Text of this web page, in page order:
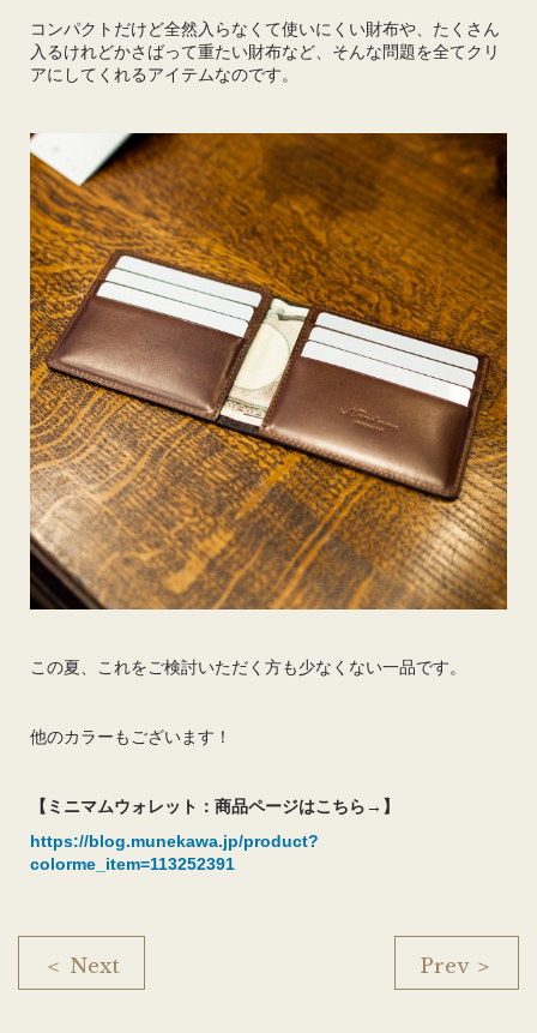
コンパクトだけど全然入らなくて使いにくい財布や、たくさん
入るけれどかさばって重たい財布など、そんな問題を全てクリ
アにしてくれるアイテムなのです。
この夏、これをご検討いただく方も少なくない一品です。
他のカラーもございます！
【ミニマムウォレット：商品ページはこちら→】
https://blog.munekawa.jp/product?
colorme_item=113252391
＜ Next Prev ＞